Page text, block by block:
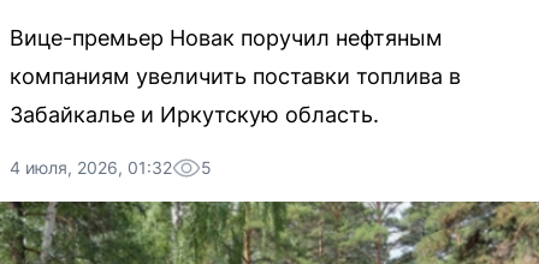
Вице-премьер Новак поручил нефтяным
компаниям увеличить поставки топлива в
Забайкалье и Иркутскую область.
4 июля, 2026, 01:32 5